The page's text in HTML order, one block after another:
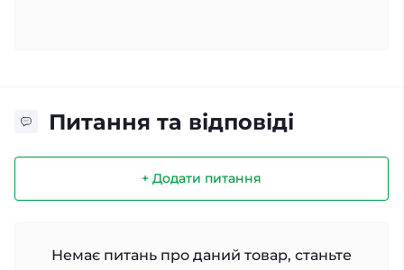
Питання та відповіді
+ Додати питання
Немає питань про даний товар, станьте